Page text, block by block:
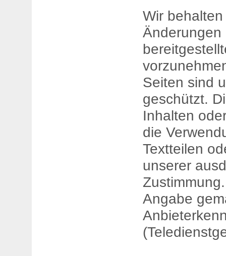
Wir
Änderungen
Seiten sind
geschützt.
Inhalten
die
Textteilen
unserer
Zustimmung.
Angabe